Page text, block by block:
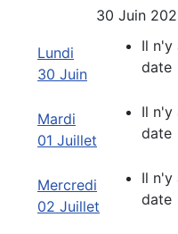
30 Juin
Lundi
30 Juin
Il n'y
date
Mardi
01 Juillet
Il n'y
date
Mercredi
02 Juillet
Il n'y
date